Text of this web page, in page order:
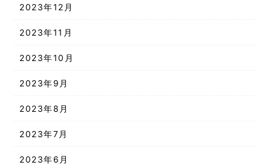
2023年12月
2023年11月
2023年10月
2023年9月
2023年8月
2023年7月
2023年6月